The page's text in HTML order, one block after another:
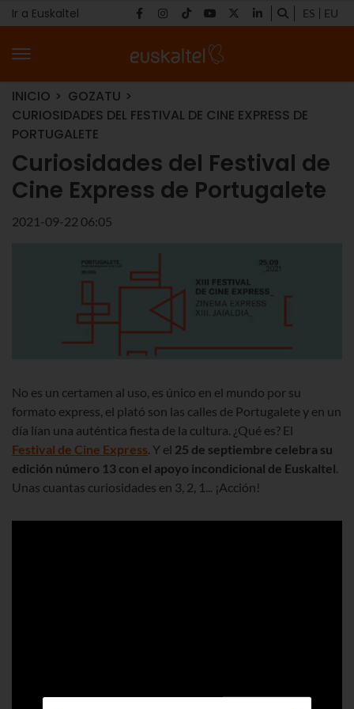
Ir a Euskaltel ES EU
INICIO
GOZATU
CURIOSIDADES DEL FESTIVAL DE CINE EXPRESS DE
PORTUGALETE
Curiosidades del Festival de
Cine Express de Portugalete
2021-09-22 06:05
No es un certamen al uso, es único en el mundo por su
formato express, el plató son las calles de Portugalete y en un
día lían una auténtica fiesta de la cultura. ¿Qué es? El
Festival de Cine Express. Y el 25 de septiembre celebra su
edición número 13 con el apoyo incondicional de Euskaltel.
Unas cuantas curiosidades en 3, 2, 1... ¡Acción!